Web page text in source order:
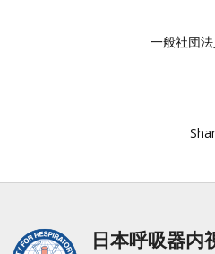
一般社団
日本呼吸器内